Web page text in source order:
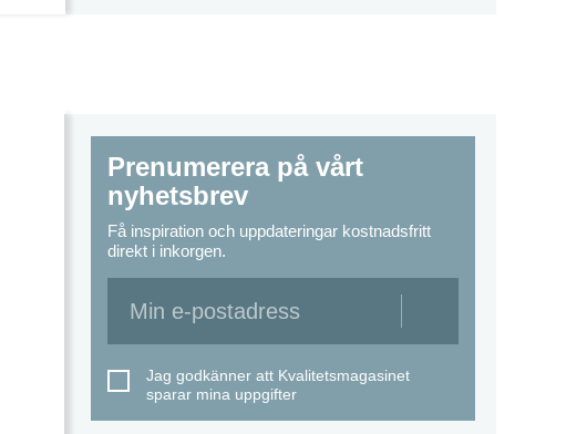
Prenumerera på vårt
nyhetsbrev
Få inspiration och uppdateringar kostnadsfritt
direkt i inkorgen.
Jag godkänner att Kvalitetsmagasinet
sparar mina uppgifter